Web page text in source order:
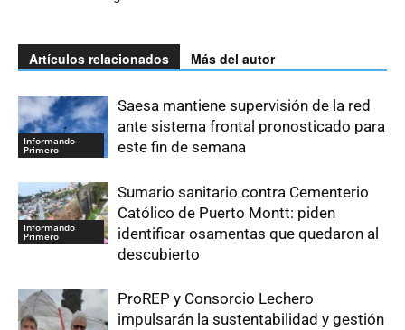
Artículos relacionados Más del autor
Informando
Primero
Saesa mantiene supervisión de la red
ante sistema frontal pronosticado para
este fin de semana
Informando
Primero
Sumario sanitario contra Cementerio
Católico de Puerto Montt: piden
identificar osamentas que quedaron al
descubierto
ProREP y Consorcio Lechero
impulsarán la sustentabilidad y gestión